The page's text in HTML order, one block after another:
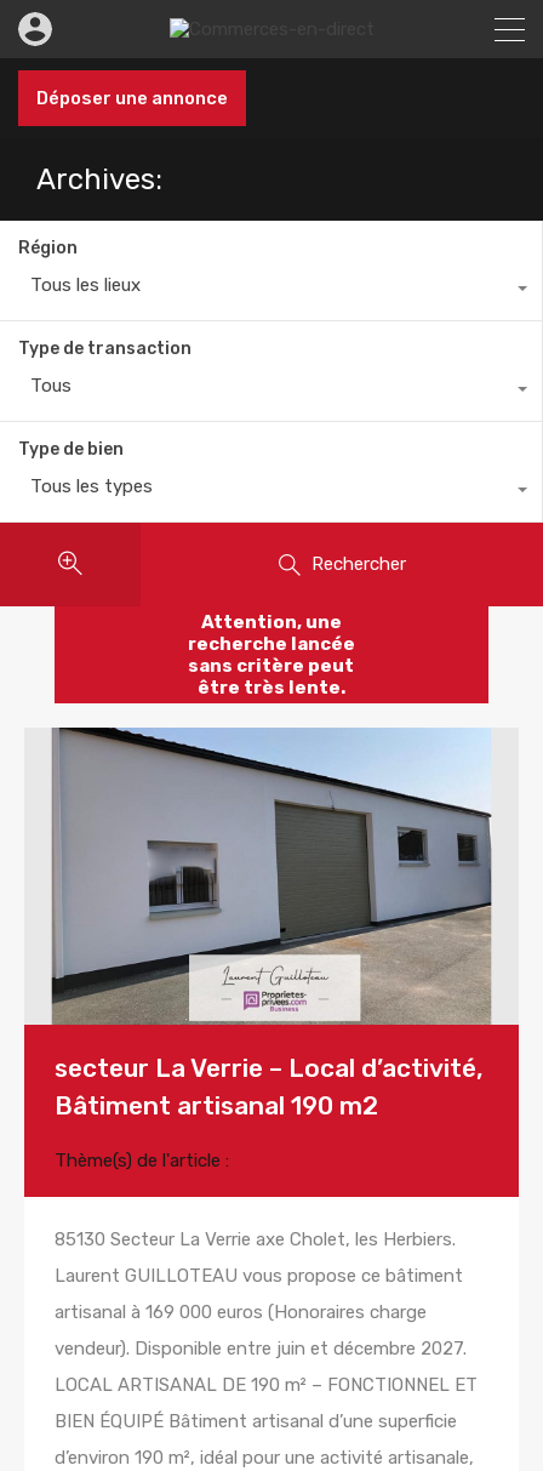
Déposer une annonce
Archives:
Région
Tous les lieux
Type de transaction
Tous
Type de bien
Tous les types
Rechercher
Attention, une
recherche lancée
sans critère peut
être très lente.
secteur La Verrie – Local d’activité,
Bâtiment artisanal 190 m2
Thème(s) de l'article :
85130 Secteur La Verrie axe Cholet, les Herbiers.
Laurent GUILLOTEAU vous propose ce bâtiment
artisanal à 169 000 euros (Honoraires charge
vendeur). Disponible entre juin et décembre 2027.
LOCAL ARTISANAL DE 190 m² – FONCTIONNEL ET
BIEN ÉQUIPÉ Bâtiment artisanal d’une superficie
d’environ 190 m², idéal pour une activité artisanale,